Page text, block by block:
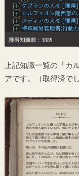
上記知識一覧の「カ
アです。（取得済でし